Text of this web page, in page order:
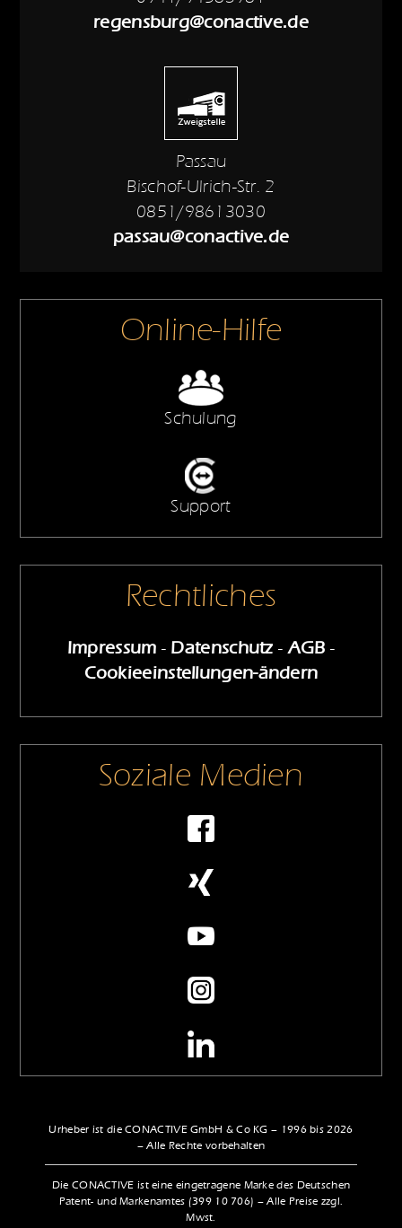
regensburg@conactive.de
Passau
Bischof-Ulrich-Str. 2
0851/98613030
passau@conactive.de
Online-Hilfe
Schulung
Support
Rechtliches
Impressum - Datenschutz -AGB -
Cookieeinstellungen-ändern
Soziale Medien
Urheber ist die CONACTIVE GmbH & Co KG – 1996 bis 2026
– Alle Rechte vorbehalten
Die CONACTIVE ist eine eingetragene Marke des Deutschen
Patent- und Markenamtes (399 10 706) – Alle Preise zzgl.
Mwst.